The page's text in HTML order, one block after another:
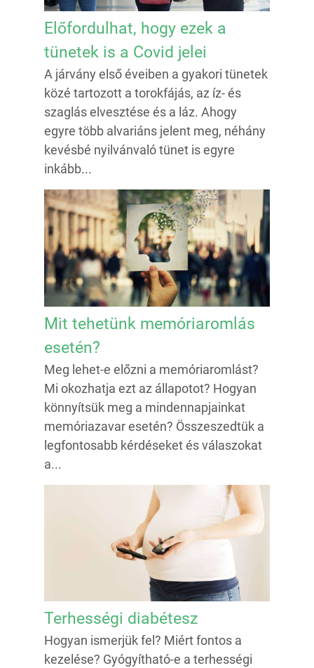
Előfordulhat, hogy ezek a
tünetek is a Covid jelei
A járvány első éveiben a gyakori tünetek
közé tartozott a torokfájás, az íz- és
szaglás elvesztése és a láz. Ahogy
egyre több alvariáns jelent meg, néhány
kevésbé nyilvánvaló tünet is egyre
inkább...
Mit tehetünk memóriaromlás
esetén?
Meg lehet-e előzni a memóriaromlást?
Mi okozhatja ezt az állapotot? Hogyan
könnyítsük meg a mindennapjainkat
memóriazavar esetén? Összeszedtük a
legfontosabb kérdéseket és válaszokat
a...
Terhességi diabétesz
Hogyan ismerjük fel? Miért fontos a
kezelése? Gyógyítható-e a terhességi